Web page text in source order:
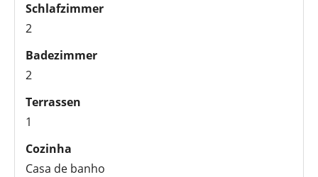
Schlafzimmer
2
Badezimmer
2
Terrassen
1
Cozinha
Casa de banho